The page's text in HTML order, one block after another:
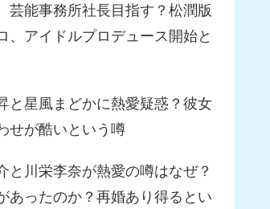
芸能事務所社長目指す？松潤版
、アイドルプロデュース開始と
と星風まどかに熱愛疑惑？彼女
せが酷いという噂
と川栄李奈が熱愛の噂はなぜ？
あったのか？再婚あり得るとい